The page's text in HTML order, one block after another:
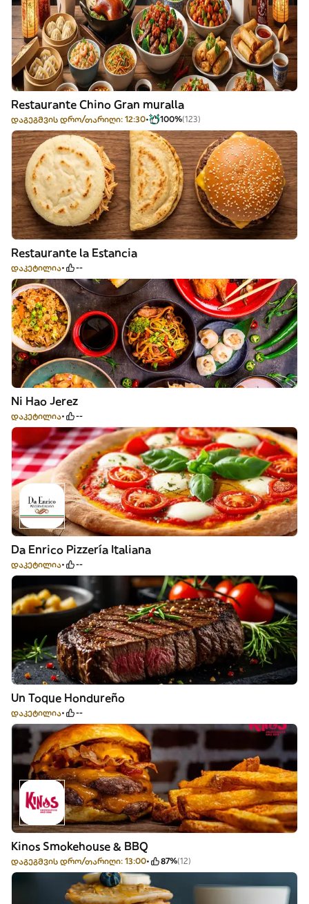
Restaurante Chino Gran muralla
დაგეგმვის დრო/თარიღი: 12:30 100%(123)
Restaurante la Estancia
დაკეტილია --
Ni Hao Jerez
დაკეტილია --
Da Enrico Pizzería Italiana
დაკეტილია --
Un Toque Hondureño
დაკეტილია --
Kinos Smokehouse & BBQ
დაგეგმვის დრო/თარიღი: 13:00 87%(12)